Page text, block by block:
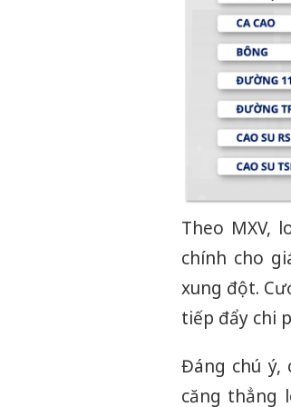
Theo MXV,
chính cho
xung đột.
tiếp đẩy chi
Đáng chú ý,
căng thẳng